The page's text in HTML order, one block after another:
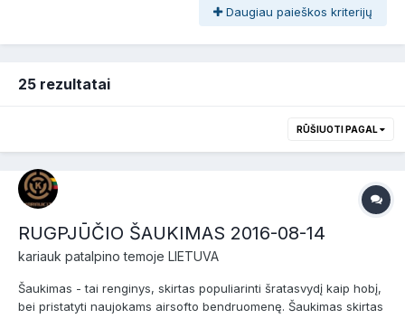
Daugiau paieškos kriterijų
25 rezultatai
RŪŠIUOTI PAGAL
RUGPJŪČIO ŠAUKIMAS 2016-08-14
kariauk patalpino temoje LIETUVA
Šaukimas - tai renginys, skirtas populiarinti šratasvydį kaip hobį,
bei pristatyti naujokams airsofto bendruomenę. Šaukimas skirtas